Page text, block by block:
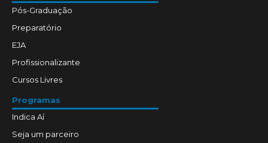
Pós-Graduação
Preparatório
EJA
Profissionalizante
Cursos Livres
Programas
Indica Aí
Seja um parceiro